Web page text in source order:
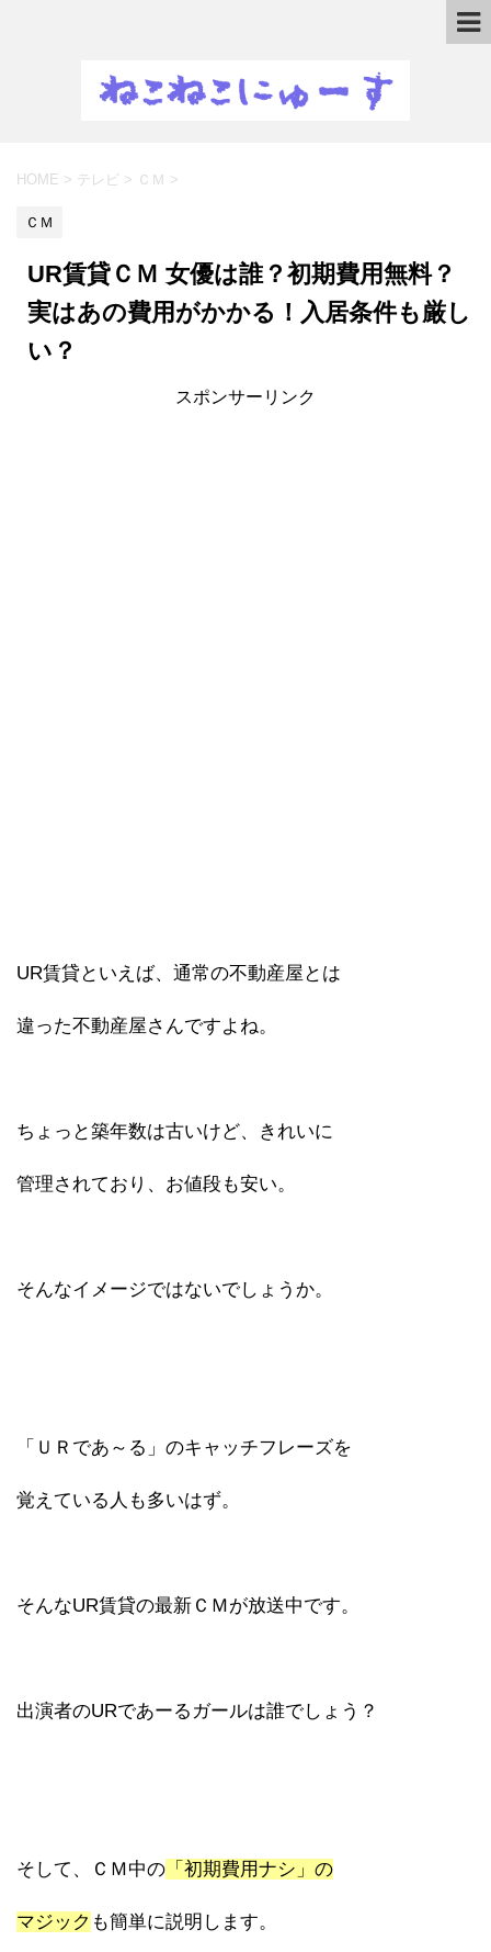
HOME > テレビ > ＣＭ >
ＣＭ
UR賃貸ＣＭ 女優は誰？初期費用無料？
実はあの費用がかかる！入居条件も厳し
い？
スポンサーリンク
UR賃貸といえば、通常の不動産屋とは
違った不動産屋さんですよね。
ちょっと築年数は古いけど、きれいに
管理されており、お値段も安い。
そんなイメージではないでしょうか。
「ＵＲであ～る」のキャッチフレーズを
覚えている人も多いはず。
そんなUR賃貸の最新ＣＭが放送中です。
出演者のURであーるガールは誰でしょう？
そして、ＣＭ中の 「初期費用ナシ」の
マジック も簡単に説明します。